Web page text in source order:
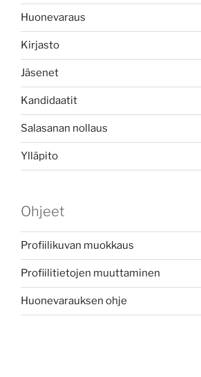
Huonevaraus
Kirjasto
Jäsenet
Kandidaatit
Salasanan nollaus
Ylläpito
Ohjeet
Profiilikuvan muokkaus
Profiilitietojen muuttaminen
Huonevarauksen ohje